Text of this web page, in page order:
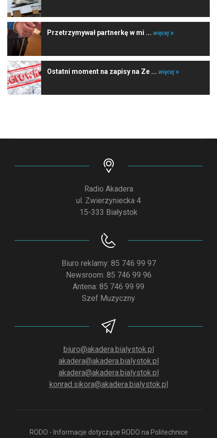
Przetrzymywał partnerkę w mi ... więcej
Ostatni moment na zapisy na Ze ... więcej
Radio Akadera
ul. Zwierzyniecka 4
15-333 Białystok
Biuro reklamy: 85 746 99 97
Newsroom: 85 746 99 96
Antena: 85 746 99 99
Szef Muzyczny
biuro@akadera.bialystok.pl
akadera@akadera.bialystok.pl
akadera@akadera.bialystok.pl
konrad.sikora@akadera.bialystok.pl
RODO - Informacje dotyczące RODO na Politechnice